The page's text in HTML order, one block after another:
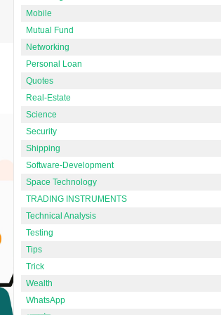
Mobile
Mutual Fund
Networking
Personal Loan
Quotes
Real-Estate
Science
Security
Shipping
Software-Development
Space Technology
TRADING INSTRUMENTS
Technical Analysis
Testing
Tips
Trick
Wealth
WhatsApp